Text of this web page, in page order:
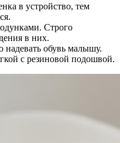
в устройство, тем
Строго
в них.
надевать обувь малышу.
с резиновой подошвой.